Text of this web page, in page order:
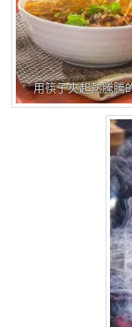
用筷子夾起熱騰騰